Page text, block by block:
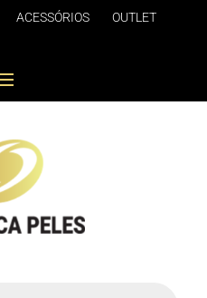
ACESSÓRIOS OUTLET